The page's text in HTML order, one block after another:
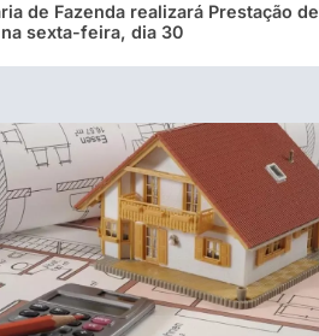
de Fazenda realizará Prestação de
sexta-feira, dia 30